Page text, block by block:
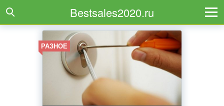
Bestsales2020.ru
РАЗНОЕ